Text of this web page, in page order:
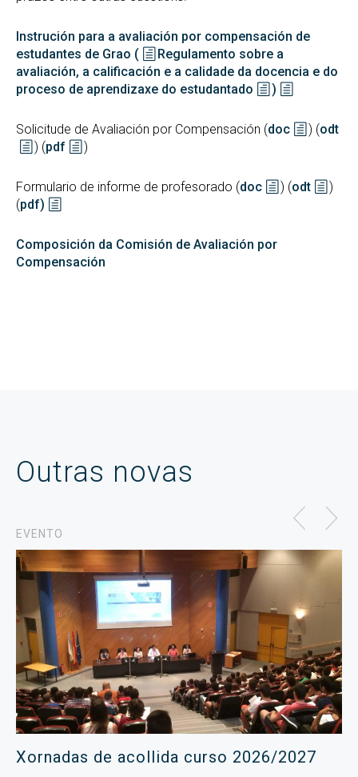
Instrución para a avaliación por compensación de
estudantes de Grao (
Regulamento sobre a
avaliación, a calificación e a calidade da docencia e do
proceso de aprendizaxe do estudantado
)
Solicitude de Avaliación por Compensación (doc ) (odt
) (pdf )
Formulario de informe de profesorado (doc ) (odt
)
(pdf)
Composición da Comisión de Avaliación por
Compensación
Outras novas
EVENTO
Xornadas de acollida curso 2026/2027